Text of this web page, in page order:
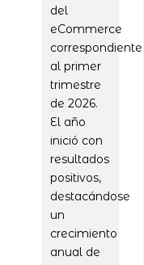
del
eCommerce
correspondiente
al primer
trimestre
de 2026.
El año
inició con
resultados
positivos,
destacándose
un
crecimiento
anual de